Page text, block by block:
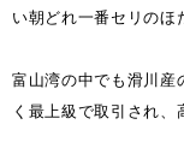
い朝どれ一番セリのほ
富山湾の中でも滑川産
く最上級で取引され